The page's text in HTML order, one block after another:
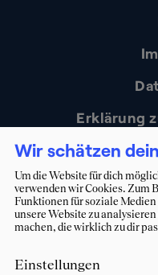
Erklärung
Wir schätzen
Um die Website für dich
verwenden wir Cookies. Zum
Funktionen für soziale
unsere Website zu
machen, die wirklich zu dir
Einstellungen